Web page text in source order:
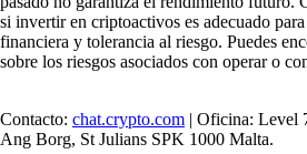
si invertir en criptoactivos es adecuado
financiera y tolerancia al riesgo. Puedes
sobre los riesgos asociados con operar o
Contacto: chat.crypto.com | Oficina: Level
Ang Borg, St Julians SPK 1000 Malta.